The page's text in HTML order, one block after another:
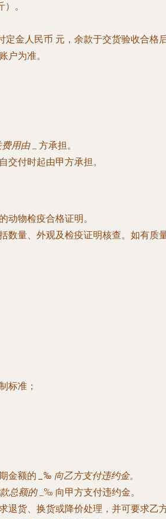
。
定金人民币 元，余款于交货验收合格
户为准。
费用由
_ 方承担。
交付时起由甲方承担。
动物检疫合格证明。
数量、外观及检疫证明核查。如有质
标准；
金额的
_‰ 向乙方支付违约金。
总额的 _‰ 向甲方支付违约金。
退货、换货或降价处理，并可要求乙